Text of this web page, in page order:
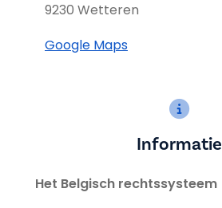
9230 Wetteren
Google Maps
Informatie
Het Belgisch rechtssysteem